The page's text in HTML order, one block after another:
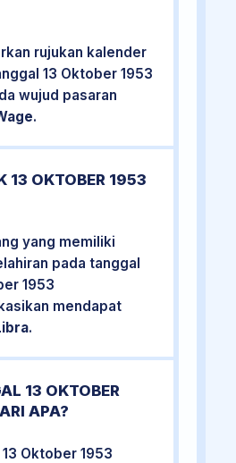
rujukan kalender
13 Oktober 1953
wujud pasaran
.
13 OKTOBER 1953
yang memiliki
pada tanggal
1953
mendapat
.
13 OKTOBER
APA?
Oktober 1953